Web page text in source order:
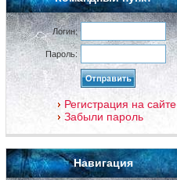
Логин:
Пароль:
Регистрация на сайте
Забыли пароль
Навигация